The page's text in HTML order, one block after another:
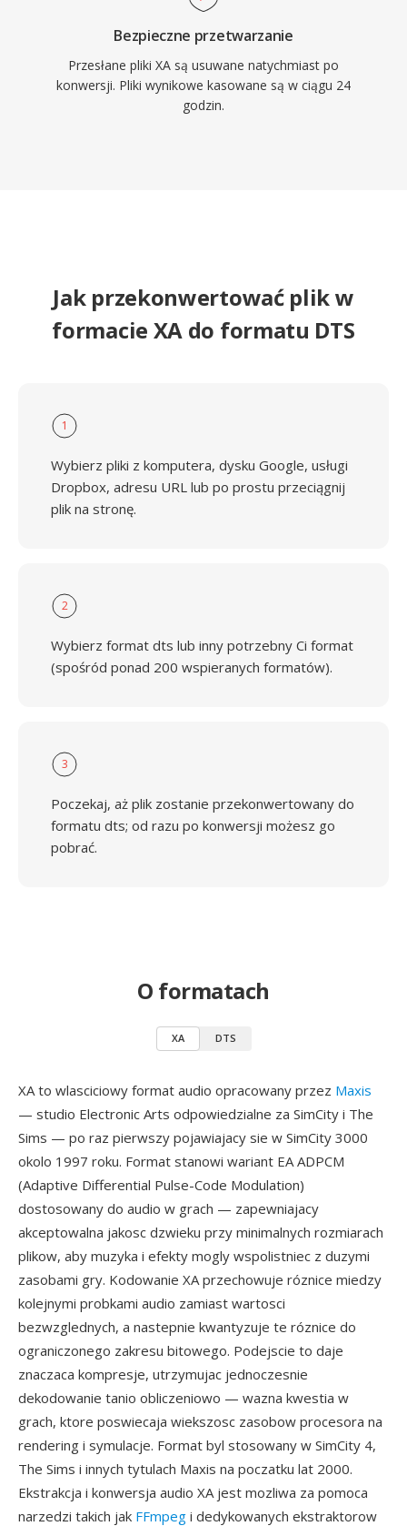
Bezpieczne przetwarzanie
Przesłane pliki XA są usuwane natychmiast po
konwersji. Pliki wynikowe kasowane są w ciągu 24
godzin.
Jak przekonwertować plik w
formacie XA do formatu DTS
1
Wybierz pliki z komputera, dysku Google, usługi
Dropbox, adresu URL lub po prostu przeciągnij
plik na stronę.
2
Wybierz format dts lub inny potrzebny Ci format
(spośród ponad 200 wspieranych formatów).
3
Poczekaj, aż plik zostanie przekonwertowany do
formatu dts; od razu po konwersji możesz go
pobrać.
O formatach
XA DTS
XA to wlasciciowy format audio opracowany przez Maxis
— studio Electronic Arts odpowiedzialne za SimCity i The
Sims — po raz pierwszy pojawiajacy sie w SimCity 3000
okolo 1997 roku. Format stanowi wariant EA ADPCM
(Adaptive Differential Pulse-Code Modulation)
dostosowany do audio w grach — zapewniajacy
akceptowalna jakosc dzwieku przy minimalnych rozmiarach
plikow, aby muzyka i efekty mogly wspolistniec z duzymi
zasobami gry. Kodowanie XA przechowuje róznice miedzy
kolejnymi probkami audio zamiast wartosci
bezwzglednych, a nastepnie kwantyzuje te róznice do
ograniczonego zakresu bitowego. Podejscie to daje
znaczaca kompresje, utrzymujac jednoczesnie
dekodowanie tanio obliczeniowo — wazna kwestia w
grach, ktore poswiecaja wiekszosc zasobow procesora na
rendering i symulacje. Format byl stosowany w SimCity 4,
The Sims i innych tytulach Maxis na poczatku lat 2000.
Ekstrakcja i konwersja audio XA jest mozliwa za pomoca
narzedzi takich jak FFmpeg i dedykowanych ekstraktorow